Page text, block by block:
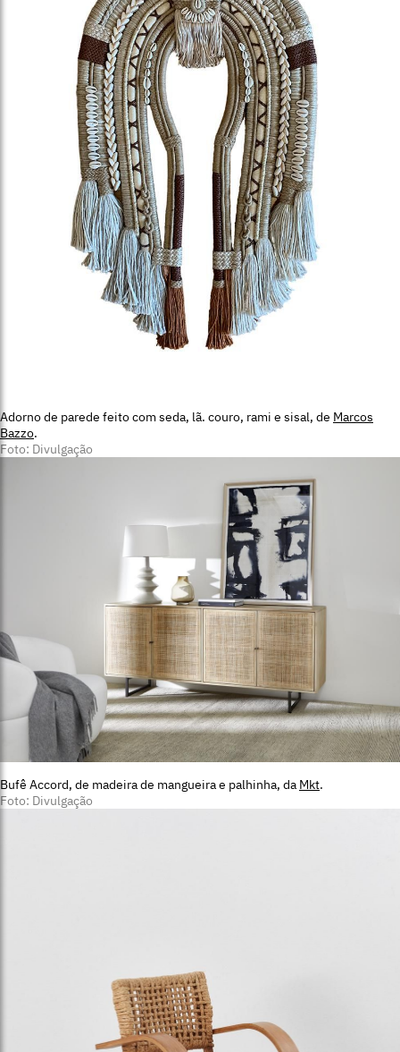
Adorno de parede feito com seda, lã. couro, rami e sisal, de Marcos
Bazzo.
Foto: Divulgação
Bufê Accord, de madeira de mangueira e palhinha, da Mkt.
Foto: Divulgação